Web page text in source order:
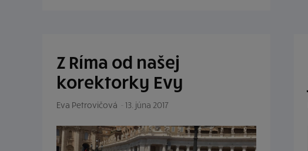
Z Ríma od našej
korektorky Evy
Eva Petrovičová - 13. júna 2017